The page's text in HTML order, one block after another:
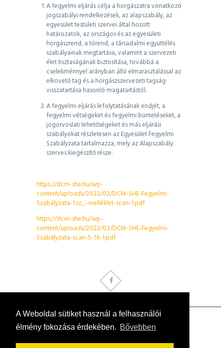
A Weboldal sütiket használ a felhasználói
élmény fokozása érdekében. Bővebben
A fegyelmi eljárás célja a horgászatra vonatkozó
jogszabályi rendelkezések, az alapszabály, az
egyesület testületi szervei által hozott
határozatok, az országos és az egyesületi
horgászrend, a tórend, a társadalmi együttélés
szabályainak megtartása, valamint a szervezeti
élet tisztaságának biztosítása, továbbá a
cselekménnyel arányban álló elmarasztalással az
elkövető tag és a horgászszervezeti tagság
visszatartása hasonló magatartástól.
A fegyelmi eljárás lefolytatásának endjét, a
fegyelmi vétségeket és fegyelmi büntetéseket, a
jogorvoslati lehetőségeket és más eljárási
szabályokat részletesen az Egyesület Fegyelmi
Szabályzata tartalmazza, mely az Alapszabály
szerves kiegészítő része.
https://dcm-she.hu/wp-
content/uploads/2022/02/DCM-SHE-Fegyelmi-
Szabályzata-1.sz_.-melléklet-scan-1.pdf
https://dcm-she.hu/wp-
content/uploads/2022/02/DCM-SHE-Fegyelmi-
Szabályzata-scan-5-16-1.pdf